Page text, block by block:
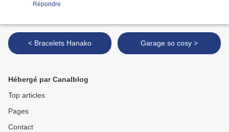
Répondre
< Bracelets Hanako Garage so cosy >
Hébergé par Canalblog
Top articles
Pages
Contact